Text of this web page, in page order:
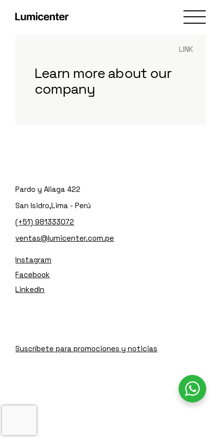
LINK
Learn more about our
company
Pardo y Aliaga 422
San Isidro,Lima - Perú
(+51) 981333072
ventas@lumicenter.com.pe
Instagram
Facebook
LinkedIn
Suscríbete para promociones y noticias